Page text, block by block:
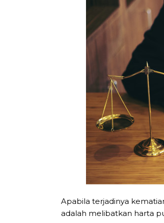
Apabila terjadinya
adalah melibatkan harta